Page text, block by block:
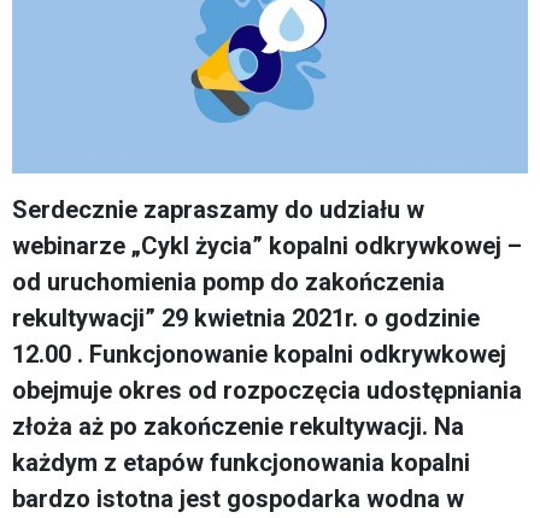
Serdecznie zapraszamy do udziału w
webinarze „Cykl życia” kopalni odkrywkowej –
od uruchomienia pomp do zakończenia
rekultywacji” 29 kwietnia 2021r. o godzinie
12.00 . Funkcjonowanie kopalni odkrywkowej
obejmuje okres od rozpoczęcia udostępniania
złoża aż po zakończenie rekultywacji. Na
każdym z etapów funkcjonowania kopalni
bardzo istotna jest gospodarka wodna w